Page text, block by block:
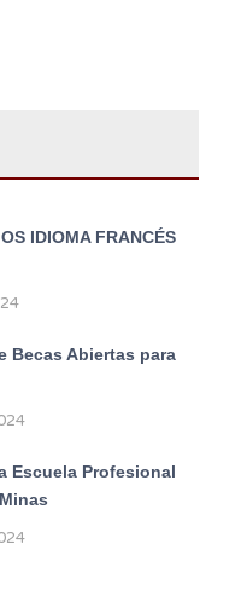
IDIOMA FRANCÉS
Becas Abiertas para
Escuela Profesional